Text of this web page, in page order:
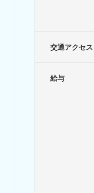
交通アクセス
給与